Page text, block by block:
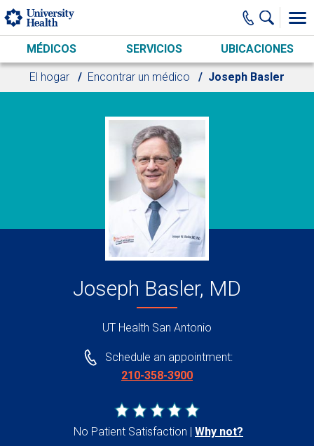
Skip to main content
MÉDICOS SERVICIOS UBICACIONES
El hogar Encontrar un médico Joseph Basler
Joseph Basler, MD
UT Health San Antonio
Schedule an appointment:
210-358-3900
No Patient Satisfaction Why not?